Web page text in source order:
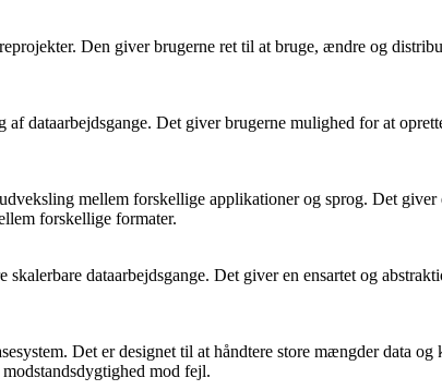
Den giver brugerne ret til at bruge, ændre og
dataarbejdsgange. Det giver brugerne mulighed for at
mellem forskellige applikationer og sprog. Det
forskellige formater.
dataarbejdsgange. Det giver en ensartet og
Det er designet til at håndtere store mængder data
mod fejl.